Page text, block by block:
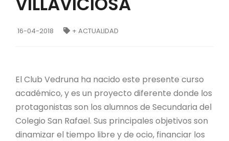
16-04-2018 + ACTUALIDAD
El Club Vedruna ha nacido este presente curso
académico, y es un proyecto diferente donde los
protagonistas son los alumnos de Secundaria del
Colegio San Rafael. Sus principales objetivos son
dinamizar el tiempo libre y de ocio, financiar los